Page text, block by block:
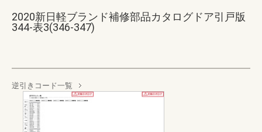
2020新日軽ブランド補修部品カタログドア引戸版
344-表3(346-347)
逆引きコード一覧